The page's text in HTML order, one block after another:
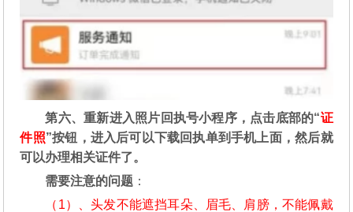
第六、重新进入照片回执号小程序，点击底部的“证
件照”按钮，进入后可以下载回执单到手机上面，然后就
可以办理相关证件了。
需要注意的问题 ：
（1）、头发不能遮挡耳朵、眉毛、肩膀，不能佩戴